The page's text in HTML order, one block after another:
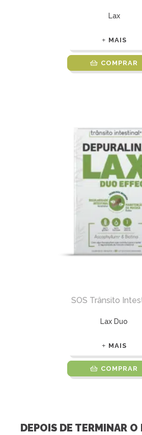
Lax
MAIS
COMPRAR
SOS Trânsito
Lax Duo
MAIS
COMPRAR
DEPOIS DE TERMINAR O